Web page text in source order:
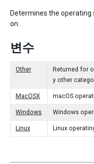
Determines the
on.
변수
Other
Returned for
y other
MacOSX macOS
Windows Windows
Linux Linux